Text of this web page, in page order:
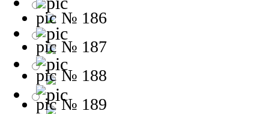
№ 186
№ 187
№ 188
№ 189